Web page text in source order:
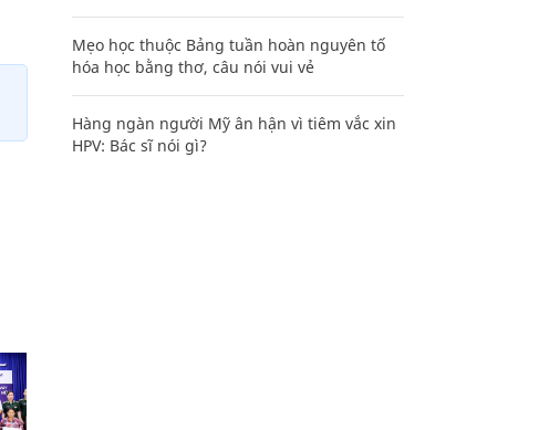
Mẹo học thuộc Bảng tuần hoàn nguyên tố
hóa học bằng thơ, câu nói vui vẻ
Hàng ngàn người Mỹ ân hận vì tiêm vắc xin
HPV: Bác sĩ nói gì?